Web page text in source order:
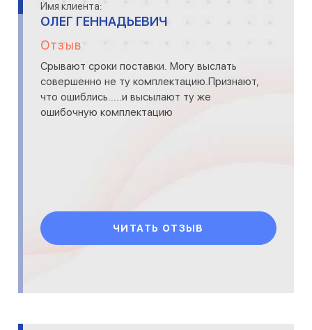
Имя клиента:
ОЛЕГ ГЕННАДЬЕВИЧ
Отзыв
Срывают сроки поставки. Могу выслать
совершенно не ту комплектацию.Признают,
что ошиблись.....и высылают ту же
ошибочную комплектацию
ЧИТАТЬ ОТЗЫВ